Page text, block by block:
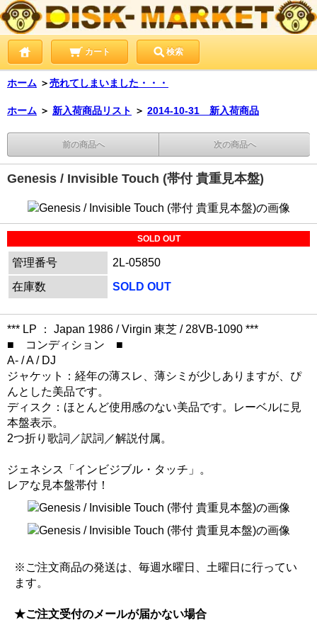
カート 検索
ホーム ＞売れてしまいました・・・
ホーム ＞ 新入荷商品リスト ＞ 2014-10-31 新入荷商品
前の商品へ 次の商品へ
Genesis / Invisible Touch (帯付 貴重見本盤)
SOLD OUT
管理番号
2L-05850
在庫数
SOLD OUT
*** LP ： Japan 1986 / Virgin 東芝 / 28VB-1090 ***
■ コンディション ■
A- / A / DJ
ジャケット：経年の薄スレ、薄シミが少しありますが、ぴ
んとした美品です。
ディスク：ほとんど使用感のない美品です。レーベルに見
本盤表示。
2つ折り歌詞／訳詞／解説付属。
ジェネシス「インビジブル・タッチ」。
レアな見本盤帯付！
※ご注文商品の発送は、毎週水曜日、土曜日に行ってい
ます。
★ご注文受付のメールが届かない場合